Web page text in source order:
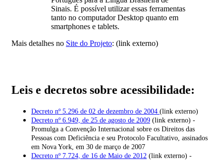
Sinais. É possível utilizar essas ferramentas
tanto no computador Desktop quanto em
smartphones e tablets.
Mais detalhes no Site do Projeto: (link externo)
Leis e decretos sobre acessibilidade:
Decreto nº 5.296 de 02 de dezembro de 2004 (link externo)
Decreto nº 6.949, de 25 de agosto de 2009 (link externo) -
Promulga a Convenção Internacional sobre os Direitos das
Pessoas com Deficiência e seu Protocolo Facultativo, assinados
em Nova York, em 30 de março de 2007
Decreto nº 7.724, de 16 de Maio de 2012 (link externo) -